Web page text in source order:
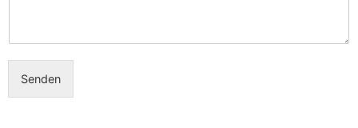
Senden